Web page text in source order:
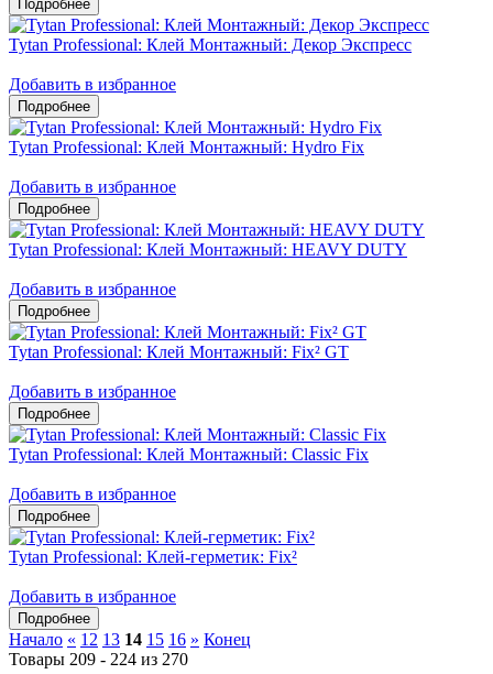
Tytan Professional: Клей Монтажный: Декор Экспресс
Добавить в избранное
Tytan Professional: Клей Монтажный: Hydro Fix
Добавить в избранное
Tytan Professional: Клей Монтажный: HEAVY DUTY
Добавить в избранное
Tytan Professional: Клей Монтажный: Fix² GT
Добавить в избранное
Tytan Professional: Клей Монтажный: Classic Fix
Добавить в избранное
Tytan Professional: Клей-герметик: Fix²
Добавить в избранное
Начало « 12 13 14 15 16 » Конец
Товары 209 - 224 из 270